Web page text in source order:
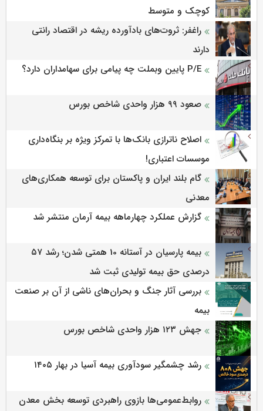
کوچک و متوسط
راغفر: ثروت‌های بادآورده ریشه در اقتصاد رانتی
دارند
P/E پایین وبملت چه پیامی برای سهامداران دارد؟
صعود ۹۹ هزار واحدی شاخص بورس
اصلاح ناترازی بانک‌ها با تمرکز ویژه بر بنگاه‌داری
موسسات اعتباری!
گام بلند ایران و پاکستان برای توسعه همکاری‌های
معدنی
گزارش عملکرد چهارماهه بیمه آرمان منتشر شد
بیمه پارسیان در آستانه 10 همتی شدن؛ رشد ۵۷
درصدی حق بیمه تولیدی ثبت شد
بررسی آثار جنگ و بحران‌های ناشی از آن بر صنعت
بیمه
جهش ۱۲۳ هزار واحدی شاخص بورس
رشد چشمگیر سودآوری بیمه آسیا در بهار ۱۴۰۵
روابط‌‌عمومی‌ها بازوی راهبردی توسعه بخش معدن